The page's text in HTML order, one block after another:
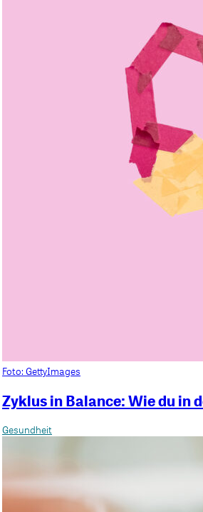
Foto: GettyImages
Zyklus in Balance: Wie du
Gesundheit